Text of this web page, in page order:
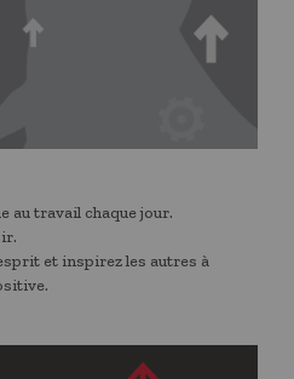
au travail chaque jour.
et inspirez les autres à